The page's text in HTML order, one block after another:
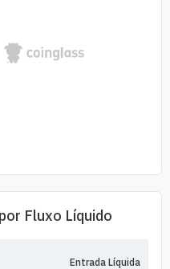
Fluxo Líquido
Entrada Líquida